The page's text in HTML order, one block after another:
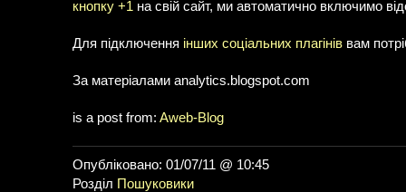
кнопку +1 на свій сайт, ми автоматично включимо
Для підключення інших соціальних плагінів вам
За матеріалами analytics.blogspot.com
is a post from: Aweb-Blog
Опубліковано: 01/07/11 @ 10:45
Розділ Пошуковики